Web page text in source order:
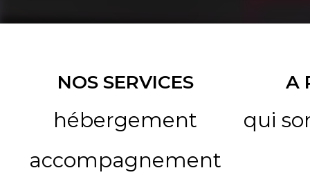
NOS SERVICES
hébergement
accompagnement
A
qui